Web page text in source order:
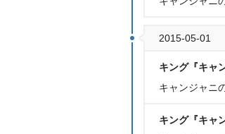
2015-05-01
キング『キャ
キャンジャニ
キング『キャ